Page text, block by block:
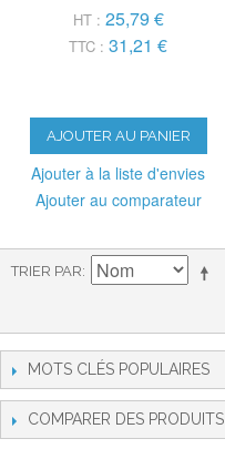
HT : 25,79 €
TTC : 31,21 €
AJOUTER AU PANIER
Ajouter à la liste d'envies
Ajouter au comparateur
TRIER PAR
MOTS CLÉS POPULAIRES
COMPARER DES PRODUITS